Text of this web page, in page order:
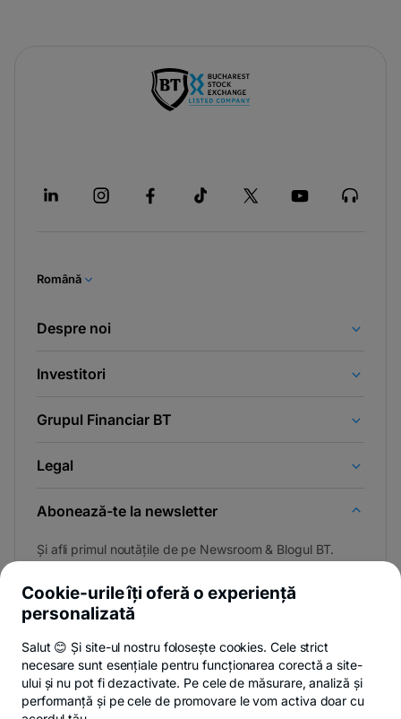
Română
Despre noi
Investitori
Grupul Financiar BT
Legal
Abonează-te la newsletter
Și afli primul noutățile de pe Newsroom & Blogul BT.
Privacy HubPolitica de confidențialitatePolitica de cookies
Cookie-urile îți oferă o experiență
personalizată
Salut 😊 Și site-ul nostru folosește cookies. Cele strict
necesare sunt esențiale pentru funcționarea corectă a site-
ului și nu pot fi dezactivate. Pe cele de măsurare, analiză și
performanță și pe cele de promovare le vom activa doar cu